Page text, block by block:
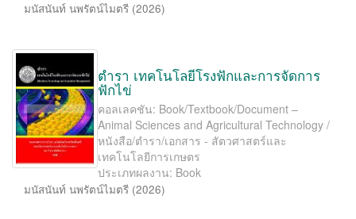
มนัสนันท์ นพรัตน์ไมตรี (2026)
ตำรา เทคโนโลยีโรงฟักและการจัดการ
ฟักไข่
คอลเลคชัน: Book/Textbook/Document –
Animal Sciences and Agricultural Technology /
หนังสือ/ตำรา/เอกสาร - สัตวศาสตร์และ
เทคโนโลยีการเกษตร
ประเภทผลงาน: Book
มนัสนันท์ นพรัตน์ไมตรี (2026)